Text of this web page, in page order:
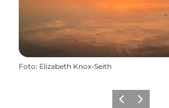
Foto: Elizabeth Knox-Seith
Precedente
Avanti